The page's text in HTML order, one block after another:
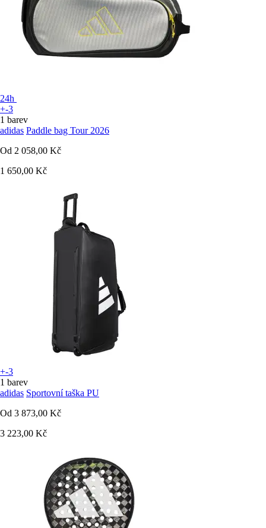
24h
+-3
1 barev
adidas Paddle bag Tour 2026
Od 2 058,00 Kč
1 650,00 Kč
+-3
1 barev
adidas Sportovní taška PU
Od 3 873,00 Kč
3 223,00 Kč